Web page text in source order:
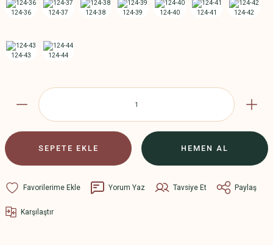
SEPETE EKLE HEMEN AL
Yorum Yaz Tavsiye Et Paylaş
Karşılaştır